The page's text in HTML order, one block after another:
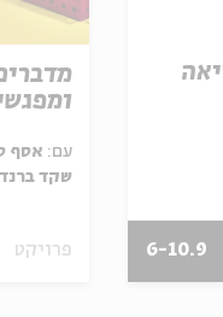
6-10.9
עם: אסף
שקד
פרויקט